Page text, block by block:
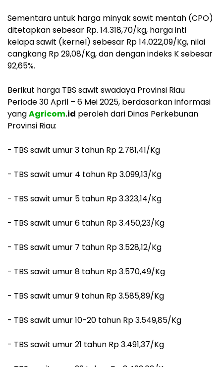
Sementara untuk harga minyak sawit mentah (CPO)
ditetapkan sebesar Rp. 14.318,70/kg, harga inti
kelapa sawit (kernel) sebesar Rp 14.022,09/Kg, nilai
cangkang Rp 29,08/Kg, dan dengan indeks K sebesar
92,65%.
Berikut harga TBS sawit swadaya Provinsi Riau
Periode 30 April – 6 Mei 2025, berdasarkan informasi
yangAgricom.id peroleh dari Dinas Perkebunan
Provinsi Riau:
- TBS sawit umur 3 tahun Rp 2.781,41/Kg
- TBS sawit umur 4 tahun Rp 3.099,13/Kg
- TBS sawit umur 5 tahun Rp 3.323,14/Kg
- TBS sawit umur 6 tahun Rp 3.450,23/Kg
- TBS sawit umur 7 tahun Rp 3.528,12/Kg
- TBS sawit umur 8 tahun Rp 3.570,49/Kg
- TBS sawit umur 9 tahun Rp 3.585,89/Kg
- TBS sawit umur 10-20 tahun Rp 3.549,85/Kg
- TBS sawit umur 21 tahun Rp 3.491,37/Kg